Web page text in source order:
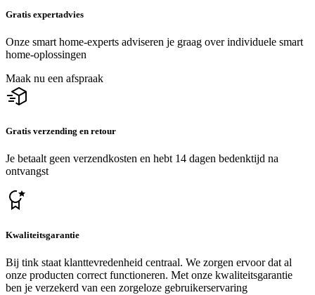
Gratis expertadvies
Onze smart home-experts adviseren je graag over individuele smart
home-oplossingen
Maak nu een afspraak
Gratis verzending en retour
Je betaalt geen verzendkosten en hebt 14 dagen bedenktijd na
ontvangst
Kwaliteitsgarantie
Bij tink staat klanttevredenheid centraal. We zorgen ervoor dat al
onze producten correct functioneren. Met onze kwaliteitsgarantie
ben je verzekerd van een zorgeloze gebruikerservaring